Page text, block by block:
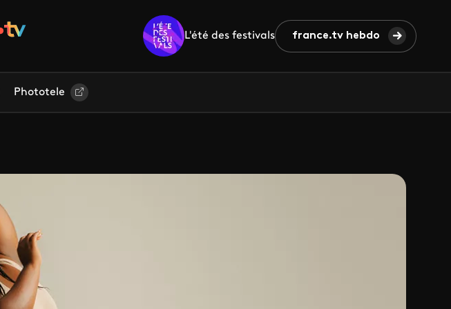
L'été des festivals france.tv hebdo
Phototele